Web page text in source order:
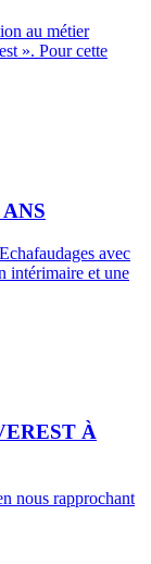
au métier
». Pour cette
avec
intérimaire et une
À
nous rapprochant